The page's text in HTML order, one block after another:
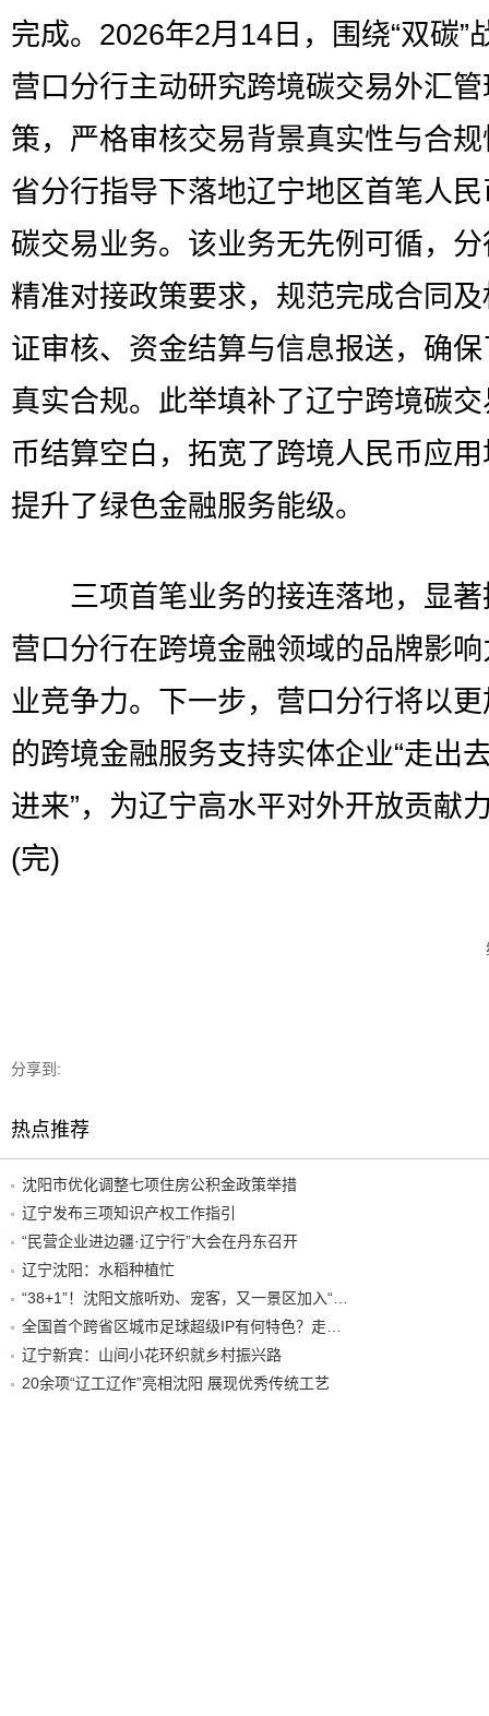
完成。2026年2月14日，围绕“双碳”
营口分行主动研究跨境碳交易外汇
策，严格审核交易背景真实性与合
省分行指导下落地辽宁地区首笔人
碳交易业务。该业务无先例可循，
精准对接政策要求，规范完成合同
证审核、资金结算与信息报送，确
真实合规。此举填补了辽宁跨境碳
币结算空白，拓宽了跨境人民币应
提升了绿色金融服务能级。
三项首笔业务的接连落地，显著
营口分行在跨境金融领域的品牌影
业竞争力。下一步，营口分行将以
的跨境金融服务支持实体企业“走出
进来”，为辽宁高水平对外开放贡献
(完)
分享到:
热点推荐
沈阳市优化调整七项住房公积金政策举措
辽宁发布三项知识产权工作指引
“民营企业进边疆·辽宁行”大会在丹东召开
辽宁沈阳：水稻种植忙
辽宁新宾：山间小花环织就乡村振兴路
20余项“辽工辽作”亮相沈阳 展现优秀传统工艺